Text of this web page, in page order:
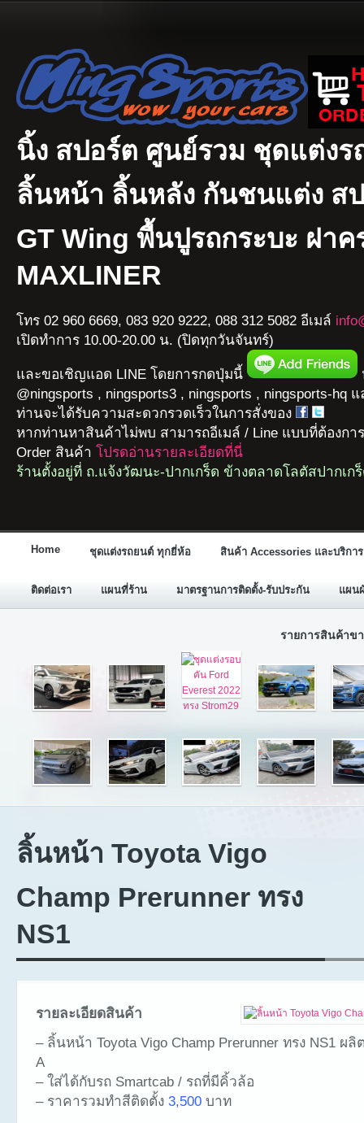
นิ้ง สปอร์ต ศูนย์รวม ชุดแต่งร
ลิ้นหน้า ลิ้นหลัง กันชนแต่ง สป
GT Wing พื้นปูรถกระบะ ฝาค
MAXLINER
โทร 02 960 6669, 083 920 9222, 088 312 5082 อีเมล์
เปิดทำการ 10.00-20.00 น. (ปิดทุกวันจันทร์)
และขอเชิญแอด LINE โดยการกดปุ่มนี้
@ningsports , ningsports3 , ningsports , ningsports-hq
ท่านจะได้รับความสะดวกรวดเร็วในการสั่งของ
หากท่านหาสินค้าไม่พบ สามารถอีเมล์ / Line แบบที่ต้องกา
Order สินค้า โปรดอ่านรายละเอียดที่นี่
ร้านตั้งอยู่ที่ ถ.แจ้งวัฒนะ-ปากเกร็ด ข้างตลาดโลตัสปากเก
Home ชุดแต่งรถยนต์ ทุกยี่ห้อ สินค้า Accessories และบริการ
ติดต่อเรา แผนที่ร้าน มาตรฐานการติดตั้ง-รับประกัน แผน
รายการสินค้าข
ลิ้นหน้า Toyota Vigo
Champ Prerunner ทรง
NS1
รายละเอียดสินค้า
– ลิ้นหน้า Toyota Vigo Champ Prerunner ทรง NS1 ผ
A
– ใส่ได้กับรถ Smartcab / รถที่มีคิ้วล้อ
– ราคารวมทำสีติดตั้ง 3,500 บาท